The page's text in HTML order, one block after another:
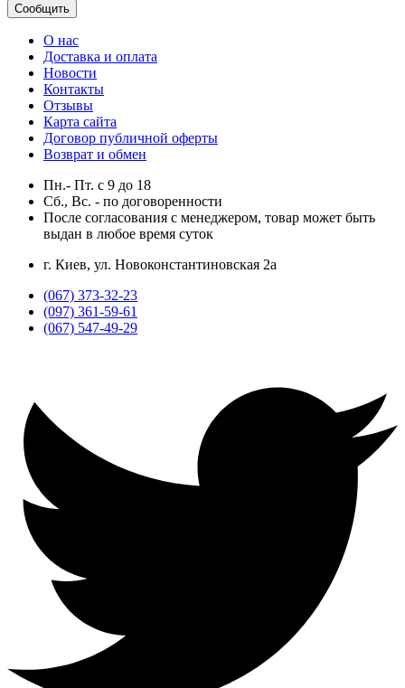
Сообщить
О нас
Доставка и оплата
Новости
Контакты
Отзывы
Карта сайта
Договор публичной оферты
Возврат и обмен
Пн.- Пт. с 9 до 18
Сб., Вс. - по договоренности
После согласования с менеджером, товар может быть
выдан в любое время суток
г. Киев, ул. Новоконстантиновская 2а
(067) 373-32-23
(097) 361-59-61
(067) 547-49-29